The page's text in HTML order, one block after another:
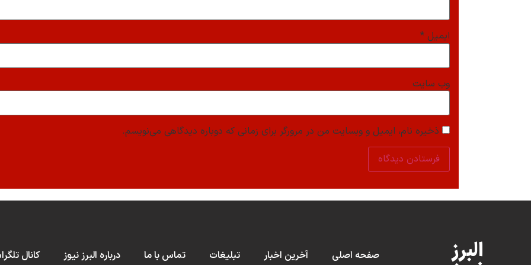
ایمیل *
وب‌ سایت
ذخیره نام، ایمیل و وبسایت من در مرورگر برای زمانی که دوباره دیدگاهی می‌نویسم.
البرز صفحه اصلی آخرین اخبار تبلیغات تماس با ما درباره البرز نیوز کانال